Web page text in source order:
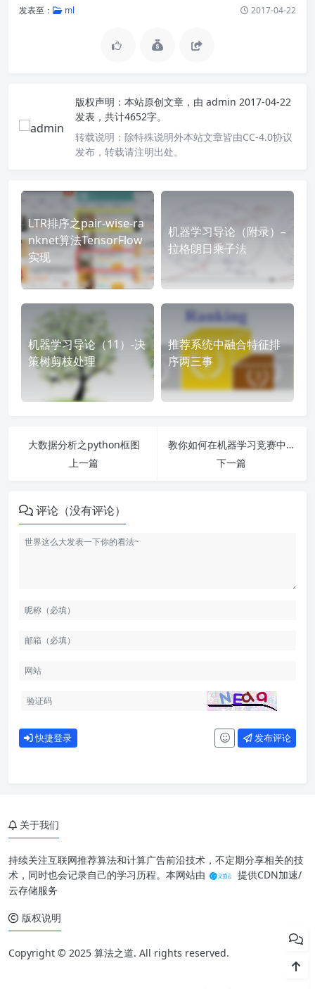
发表至： ml 2017-04-22
版权声明： 本站原创文章，由 admin 2017-04-22
发表，共计4652字。
转载说明： 除特殊说明外本站文章皆由CC-4.0协议
发布，转载请注明出处。
LTR排序之pair-wise-ra
nknet算法TensorFlow
实现
机器学习导论（附录）–
拉格朗日乘子法
机器学习导论（11）-决
策树剪枝处理
推荐系统中融合特征排
序两三事
大数据分析之python框图
上一篇
教你如何在机器学习竞赛中更胜一筹（下）（转载）
下一篇
评论（没有评论）
快捷登录 发布评论
关于我们
持续关注互联网推荐算法和计算广告前沿技术，不定期分享相关的技
术，同时也会记录自己的学习历程。本网站由
提供CDN加速/
云存储服务
版权说明
Copyright © 2025 算法之道. All rights reserved.